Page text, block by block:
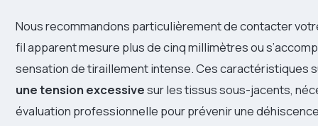
Nous recommandons particulièrement de contacter
fil apparent mesure plus de cinq millimètres ou
sensation de tiraillement intense. Ces caractéristiques
une tension excessivesur les tissus sous-jacents,
évaluation professionnelle pour prévenir une